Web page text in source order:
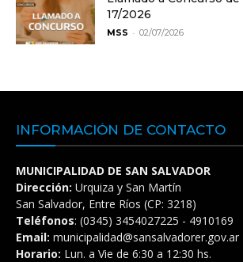
17/2026
MSS - 02/07/2026
INFORMACIÓN DE CONTACTO
MUNICIPALIDAD DE SAN SALVADOR
Dirección: Urquiza y San Martín
San Salvador, Entre Ríos (CP: 3218)
Teléfonos: (0345) 3454027225 - 4910169
Email: municipalidad@sansalvadorer.gov.ar
Horario: Lun. a Vie de 6:30 a 12:30 hs.